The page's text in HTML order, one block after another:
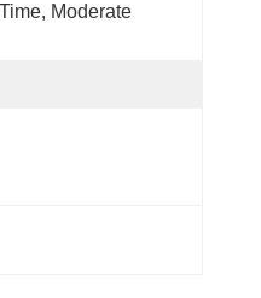
Moderate